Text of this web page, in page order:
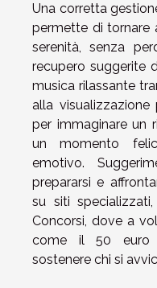
Una corretta
permette di tornare
serenità, senza
recupero suggerite
musica rilassante
alla
per immaginare un
un momento
emotivo.
prepararsi e
su siti
Concorsi, dove a
come il50 euro
sostenere chi si